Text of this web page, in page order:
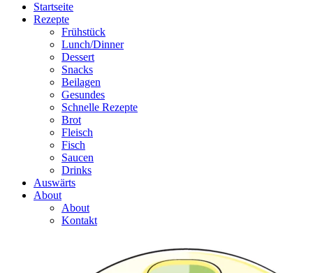
Startseite
Rezepte
Frühstück
Lunch/Dinner
Dessert
Snacks
Beilagen
Gesundes
Schnelle Rezepte
Brot
Fleisch
Fisch
Saucen
Drinks
Auswärts
About
About
Kontakt